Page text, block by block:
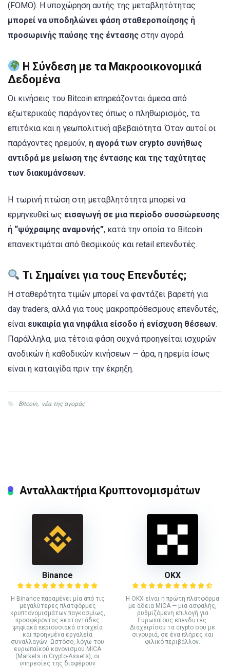
(FOMO). Η υποχώρηση αυτής της μεταβλητότητας
μπορεί να υποδηλώνει φάση σταθεροποίησης ή
προσωρινής παύσης της έντασης στην αγορά.
Η Σύνδεση με τα Μακροοικονομικά
Δεδομένα
Οι κινήσεις του Bitcoin επηρεάζονται άμεσα από
εξωτερικούς παράγοντες όπως ο πληθωρισμός, τα
επιτόκια και η γεωπολιτική αβεβαιότητα. Όταν αυτοί οι
παράγοντες ηρεμούν, η αγορά των crypto συνήθως
αντιδρά με μείωση της έντασης και της ταχύτητας
των διακυμάνσεων.
Η τωρινή πτώση στη μεταβλητότητα μπορεί να
ερμηνευθεί ως εισαγωγή σε μια περίοδο συσσώρευσης
ή “ψύχραιμης αναμονής”, κατά την οποία το Bitcoin
επανεκτιμάται από θεσμικούς και retail επενδυτές.
Τι Σημαίνει για τους Επενδυτές;
Η σταθερότητα τιμών μπορεί να φαντάζει βαρετή για
day traders, αλλά για τους μακροπρόθεσμους επενδυτές,
είναι ευκαιρία για νηφάλια είσοδο ή ενίσχυση θέσεων.
Παράλληλα, μια τέτοια φάση συχνά προηγείται ισχυρών
ανοδικών ή καθοδικών κινήσεων — άρα, η ηρεμία ίσως
είναι η καταιγίδα πριν την έκρηξη.
Bitcoin, νέα της αγοράς
Ανταλλακτήρια Κρυπτονομισμάτων
Binance
Η Binance παραμένει μία από τις
μεγαλύτερες πλατφόρμες
κρυπτονομισμάτων παγκοσμίως,
προσφέροντας εκατοντάδες
ψηφιακά περιουσιακά στοιχεία
και προηγμένα εργαλεία
συναλλαγών. Ωστόσο, λόγω του
ευρωπαϊκού κανονισμού MiCA
(Markets in Crypto-Assets), οι
υπηρεσίες της διαφέρουν
ΟΚΧ
Η OKX είναι η πρώτη πλατφόρμα
με άδεια MiCA — μια ασφαλής,
ρυθμιζόμενη επιλογή για
Ευρωπαίους επενδυτές.
Διαχειρίσου τα crypto σου με
σιγουριά, σε ένα πλήρες και
φιλικό περιβάλλον.